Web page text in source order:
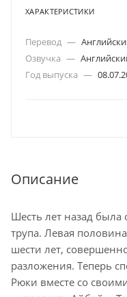
ХАРАКТЕРИСТИКИ
Перевод —
Озвучка —
Год выпуска —
Описание
Шесть лет назад
трупа. Левая
шести лет,
разложения. Теперь
Рюки вместе со